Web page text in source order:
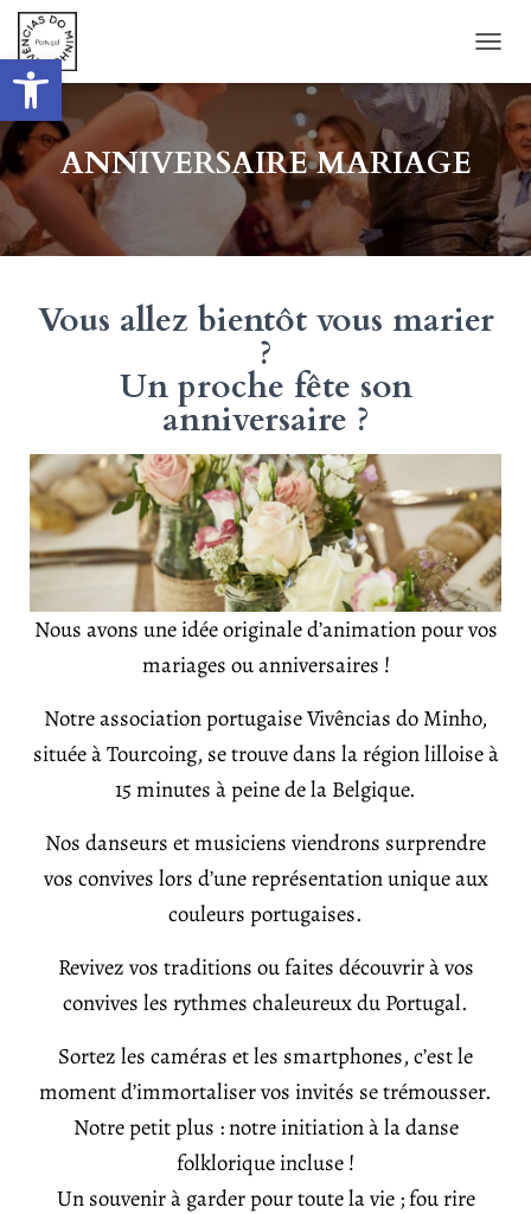
Ouvrir la barre d’outils
ANNIVERSAIRE MARIAGE
Vous allez bientôt vous marier
?
Un proche fête son
anniversaire ?
Nous avons une idée originale d’animation pour vos
mariages ou anniversaires !
Notre association portugaiseVivências do Minho,
située à Tourcoing, se trouve dans la région lilloise à
15 minutes à peine de la Belgique.
Nos danseurs et musiciens viendrons surprendre
vos convives lors d’une représentation unique aux
couleurs portugaises.
Revivez vos traditions ou faites découvrir à vos
convives les rythmes chaleureux du Portugal.
Sortez les caméras et les smartphones, c’est le
moment d’immortaliser vos invités se trémousser.
Notre petit plus : notre initiation à la danse
folklorique incluse !
Un souvenir à garder pour toute la vie ;fou rire